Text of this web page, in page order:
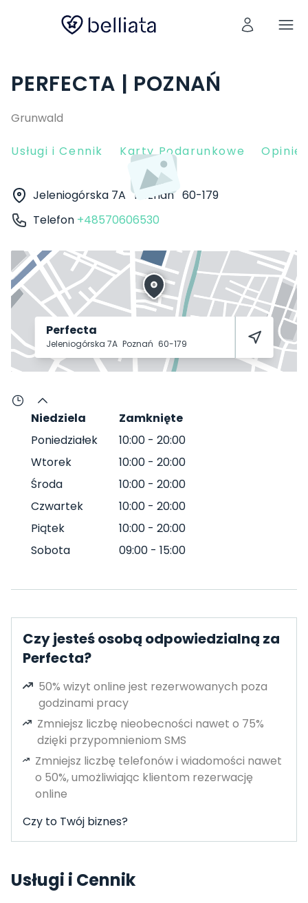
PERFECTA | POZNAŃ
Grunwald
Usługi i Cennik Karty Podarunkowe Opinie
Jeleniogórska 7A Poznań 60-179
Telefon +48570606530
Perfecta
Jeleniogórska 7A Poznań 60-179
Niedziela
Zamknięte
Poniedziałek
10:00 - 20:00
Wtorek
10:00 - 20:00
Środa
10:00 - 20:00
Czwartek
10:00 - 20:00
Piątek
10:00 - 20:00
Sobota
09:00 - 15:00
Czy jesteś osobą odpowiedzialną za
Perfecta?
50% wizyt online jest rezerwowanych poza
godzinami pracy
Zmniejsz liczbę nieobecności nawet o 75%
dzięki przypomnieniom SMS
Zmniejsz liczbę telefonów i wiadomości nawet
o 50%, umożliwiając klientom rezerwację
online
Czy to Twój biznes?
Usługi i Cennik